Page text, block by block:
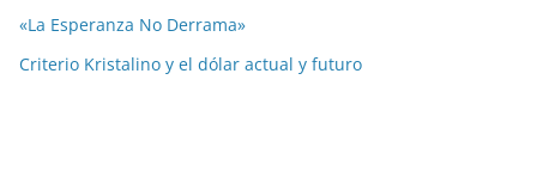
«La Esperanza No Derrama»
Criterio Kristalino y el dólar actual y futuro